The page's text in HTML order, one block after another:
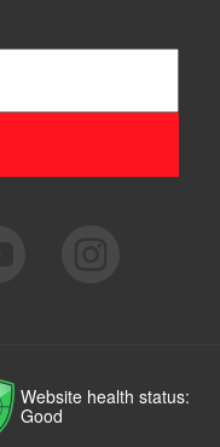
Website health status:
Good